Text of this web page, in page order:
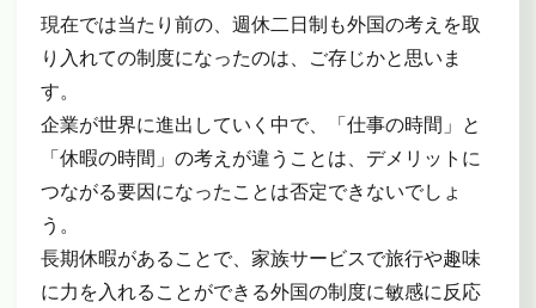
現在では当たり前の、週休二日制も外国の考えを取
り入れての制度になったのは、ご存じかと思いま
す。
企業が世界に進出していく中で、「仕事の時間」と
「休暇の時間」の考えが違うことは、デメリットに
つながる要因になったことは否定できないでしょ
う。
長期休暇があることで、家族サービスで旅行や趣味
に力を入れることができる外国の制度に敏感に反応